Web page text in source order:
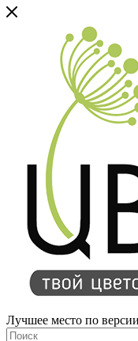
Лучшее место по